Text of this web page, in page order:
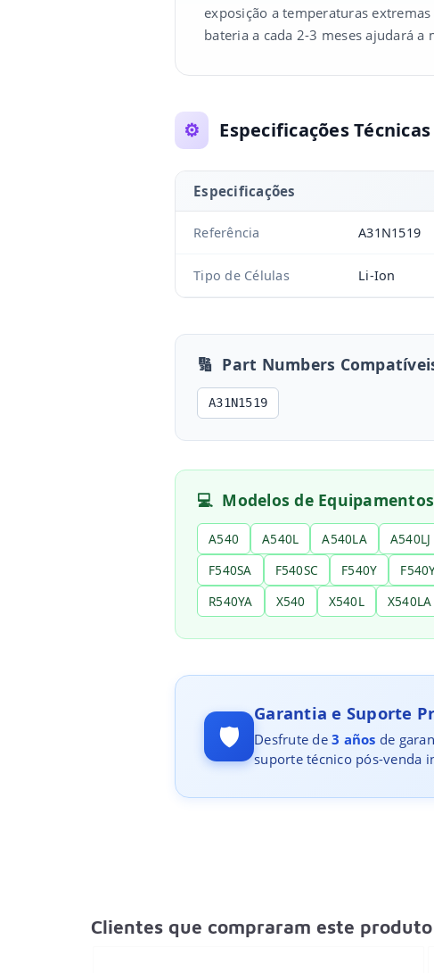
exposição a temperaturas
bateria a cada 2-3 meses ajudará
⚙️ Especificações Técnicas
Especificações
Referência A31N1519
Tipo de Células Li-Ion
🔢 Part Numbers
A31N1519
💻 Modelos de
A540 A540L A540LA A540LJ
F540SA
F540SC F540Y
R540YA
X540 X540L X540LA
🛡️
Garantia e Suporte
Desfrute de 3 años de
suporte técnico pós-venda
Clientes que compraram este